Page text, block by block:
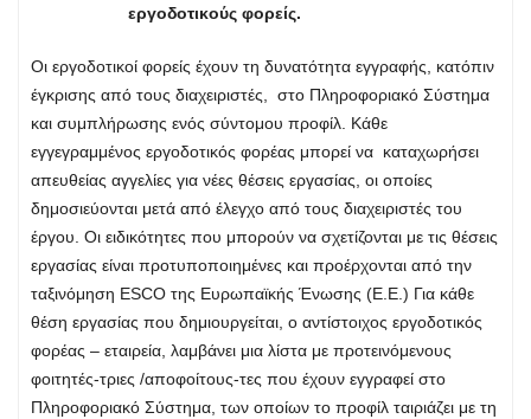
εργοδοτικούς φορείς.
Οι εργοδοτικοί φορείς έχουν τη δυνατότητα εγγραφής, κατόπιν
έγκρισης από τους διαχειριστές, στο Πληροφοριακό Σύστημα
και συμπλήρωσης ενός σύντομου προφίλ. Κάθε
εγγεγραμμένος εργοδοτικός φορέας μπορεί να καταχωρήσει
απευθείας αγγελίες για νέες θέσεις εργασίας, οι οποίες
δημοσιεύονται μετά από έλεγχο από τους διαχειριστές του
έργου. Οι ειδικότητες που μπορούν να σχετίζονται με τις θέσεις
εργασίας είναι προτυποποιημένες και προέρχονται από την
ταξινόμηση ESCO της Ευρωπαϊκής Ένωσης (Ε.Ε.) Για κάθε
θέση εργασίας που δημιουργείται, ο αντίστοιχος εργοδοτικός
φορέας – εταιρεία, λαμβάνει μια λίστα με προτεινόμενους
φοιτητές-τριες /αποφοίτους-τες που έχουν εγγραφεί στο
Πληροφοριακό Σύστημα, των οποίων το προφίλ ταιριάζει με τη